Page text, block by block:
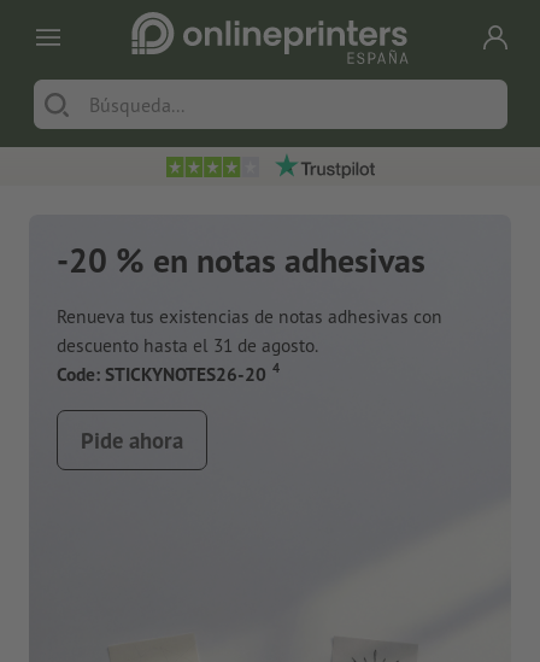
-20 % en notas adhesivas
Renueva tus existencias de notas adhesivas con
descuento hasta el 31 de agosto.
Code: STICKYNOTES26-20 4
Pide ahora